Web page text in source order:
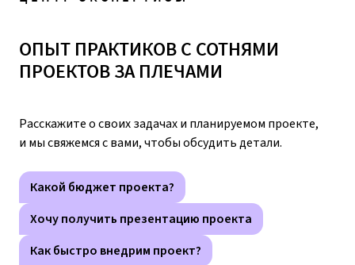
ОПЫТ ПРАКТИКОВ С СОТНЯМИ
ПРОЕКТОВ ЗА ПЛЕЧАМИ
Расскажите о своих задачах и планируемом проекте,
и мы свяжемся с вами, чтобы обсудить детали.
Какой бюджет проекта?
Хочу получить презентацию проекта
Как быстро внедрим проект?